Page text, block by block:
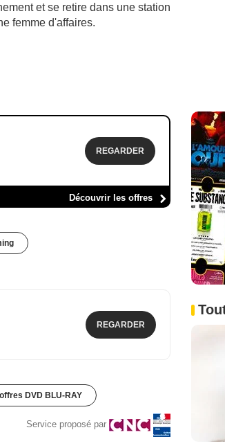
et se retire dans une station
femme d'affaires.
REGARDER
Découvrir les offres
REGARDER
DVD BLU-RAY
Service proposé par